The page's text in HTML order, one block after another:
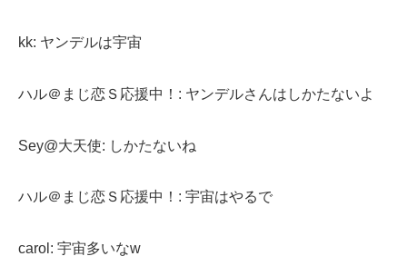
kk: ヤンデルは宇宙
ハル＠まじ恋Ｓ応援中！: ヤンデルさんはしかたないよ
Sey@大天使: しかたないね
ハル＠まじ恋Ｓ応援中！: 宇宙はやるで
carol: 宇宙多いなw